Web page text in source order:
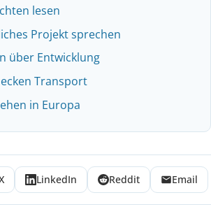
lesen
Projekt sprechen
über Entwicklung
Transport
in Europa
LinkedIn Reddit Email